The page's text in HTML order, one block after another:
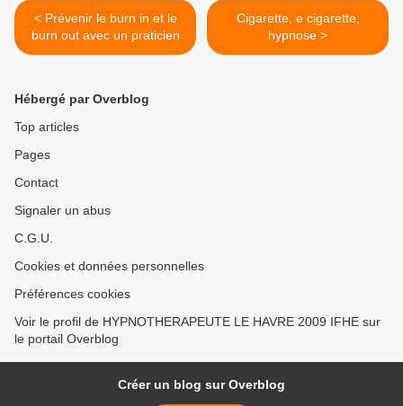
< Prévenir le burn in et le
burn out avec un praticien
Cigarette, e cigarette,
hypnose >
Hébergé par Overblog
Top articles
Pages
Contact
Signaler un abus
C.G.U.
Cookies et données personnelles
Préférences cookies
Voir le profil de HYPNOTHERAPEUTE LE HAVRE 2009 IFHE sur
le portail Overblog
Créer un blog sur Overblog